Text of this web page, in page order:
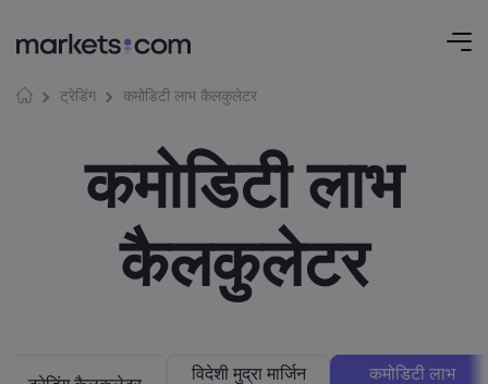
ट्रेडिंग कमोडिटी लाभ कैलकुलेटर
कमोडिटी लाभ
कैलकुलेटर
विदेशी मुद्रा मार्जिन
कमोडिटी लाभ